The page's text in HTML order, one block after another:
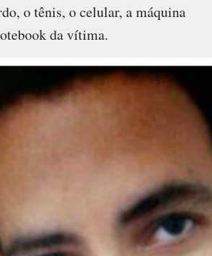
o tênis, o celular, a máquina
da vítima.